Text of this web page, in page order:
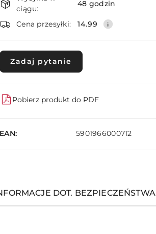
i
dostawa
ciągu:
48 godzin
Cena przesyłki: 14.99
Zadaj pytanie
Pobierz produkt do PDF
EAN: 5901966000712
DOT. BEZPIECZEŃSTWA